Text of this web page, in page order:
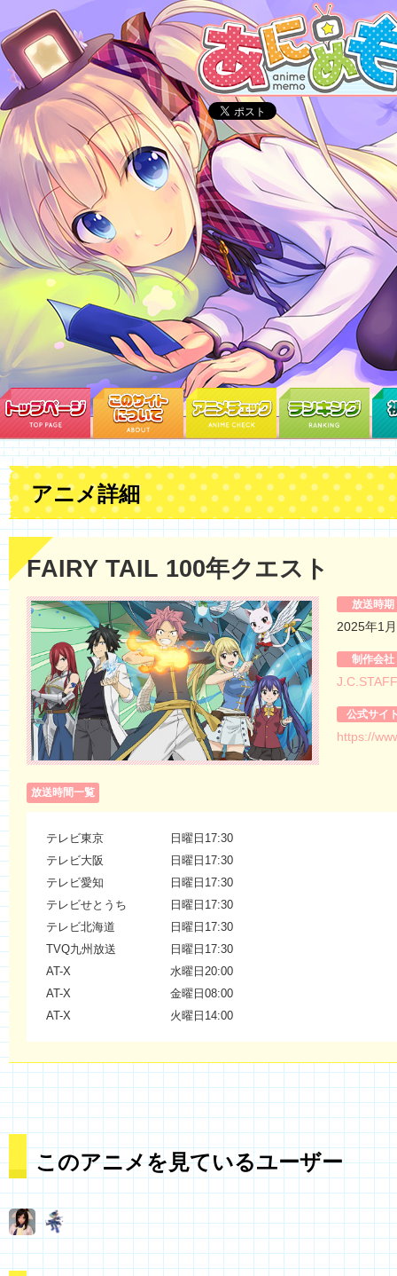
アニメ詳細
FAIRY TAIL 100年クエスト
放送時期
2025年1
制作会社
J.C.STAFF
公式サイ
https://
放送時間一覧
テレビ東京
日曜日17:30
テレビ大阪
日曜日17:30
テレビ愛知
日曜日17:30
テレビせとうち
日曜日17:30
テレビ北海道
日曜日17:30
TVQ九州放送
日曜日17:30
AT-X
水曜日20:00
AT-X
金曜日08:00
AT-X
火曜日14:00
このアニメを見ているユーザー